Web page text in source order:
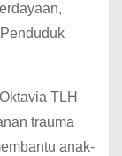
TLH
trauma
anak-